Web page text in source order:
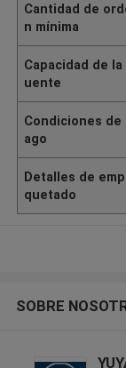
Cantidad de
n mínima
Capacidad de la
uente
Condiciones de
ago
Detalles de
quetado
SOBRE